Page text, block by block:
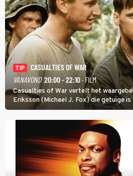
TIP
CASUALTIES OF WAR
VANAVOND 20:00 - 22:10· FILM
Casualties of War vertelt het
Eriksson (Michael J. Fox) die getuige
tijdens de Vietnamoorlog. Hij besluit